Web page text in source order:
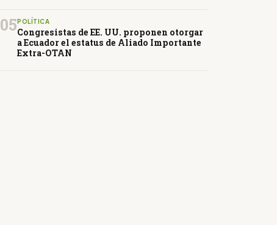
05 POLÍTICA
Congresistas de EE. UU. proponen otorgar
a Ecuador el estatus de Aliado Importante
Extra-OTAN